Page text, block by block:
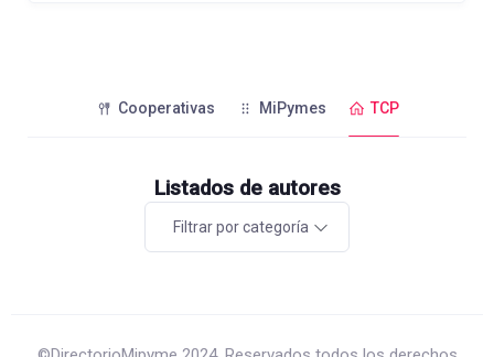
Cooperativas MiPymes TCP
Listados de autores
Filtrar por categoría